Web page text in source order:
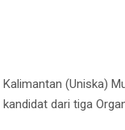
(Uniska)
dari tiga